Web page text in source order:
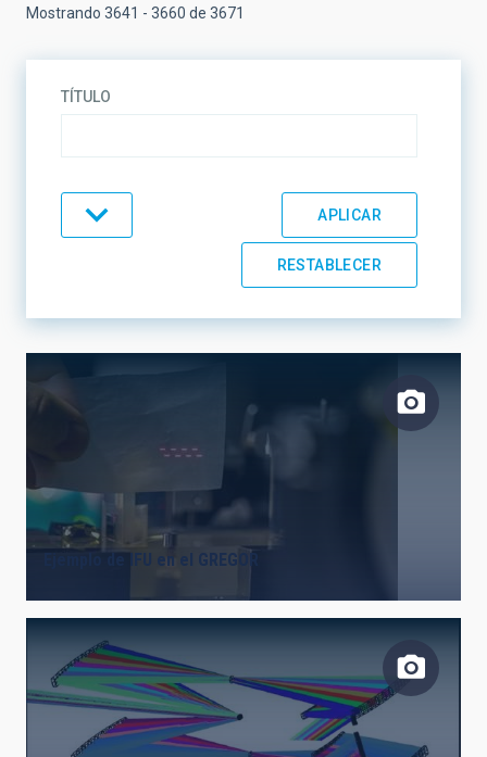
Mostrando 3641 - 3660 de 3671
TÍTULO
LÍNEAS DE INVESTIGACIÓN
LÍNEAS DE INSTRUMENTACIÓN
ASTROFÍSICAS
Ejemplo de IFU en el GREGOR